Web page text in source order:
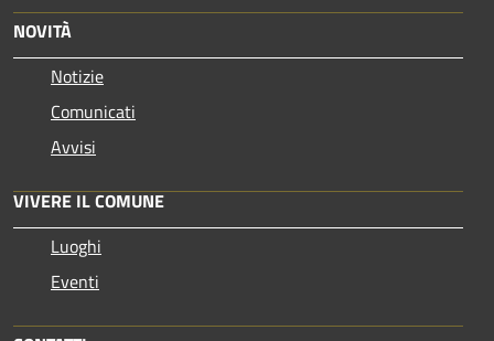
NOVITÀ
Notizie
Comunicati
Avvisi
VIVERE IL COMUNE
Luoghi
Eventi